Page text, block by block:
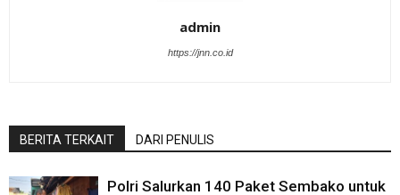
admin
https://jnn.co.id
BERITA TERKAIT DARI PENULIS
Polri Salurkan 140 Paket Sembako untuk